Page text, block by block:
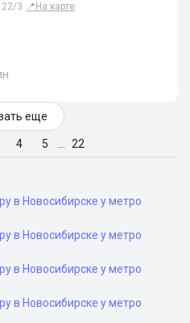
22/3 📍 На карте
еще
4 5 22
в Новосибирске у метро
в Новосибирске у метро
в Новосибирске у метро
в Новосибирске у метро